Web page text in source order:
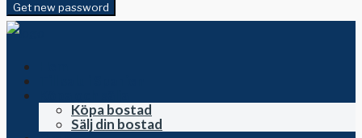
Get new password
Köpa bostad
Sälj din bostad